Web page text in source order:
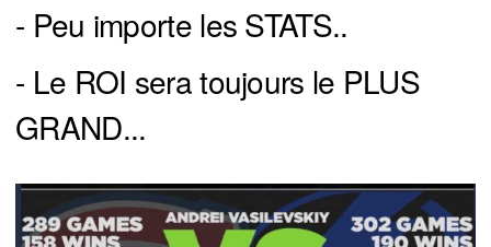
- Peu importe les STATS..
- Le ROI sera toujours le PLUS
GRAND...